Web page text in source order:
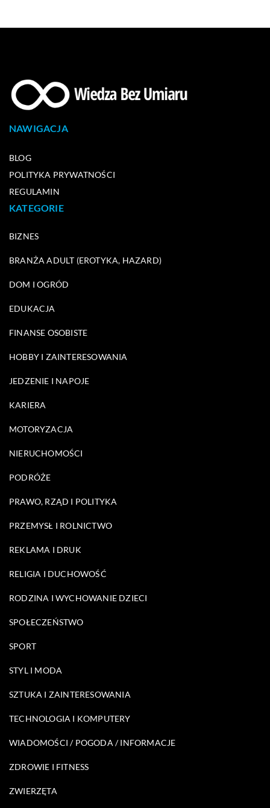
NAWIGACJA
BLOG
POLITYKA PRYWATNOŚCI
REGULAMIN
KATEGORIE
BIZNES
BRANŻA ADULT (EROTYKA, HAZARD)
DOM I OGRÓD
EDUKACJA
FINANSE OSOBISTE
HOBBY I ZAINTERESOWANIA
JEDZENIE I NAPOJE
KARIERA
MOTORYZACJA
NIERUCHOMOŚCI
PODRÓŻE
PRAWO, RZĄD I POLITYKA
PRZEMYSŁ I ROLNICTWO
REKLAMA I DRUK
RELIGIA I DUCHOWOŚĆ
RODZINA I WYCHOWANIE DZIECI
SPOŁECZEŃSTWO
SPORT
STYL I MODA
SZTUKA I ZAINTERESOWANIA
TECHNOLOGIA I KOMPUTERY
WIADOMOŚCI / POGODA / INFORMACJE
ZDROWIE I FITNESS
ZWIERZĘTA